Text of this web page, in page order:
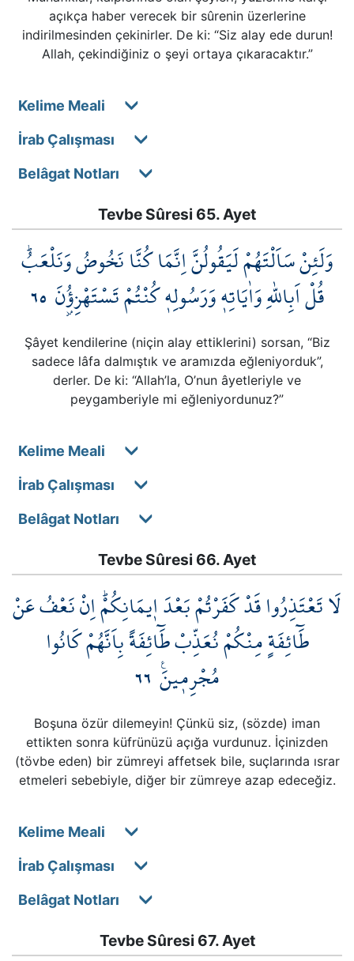
açıkça haber verecek bir sûrenin üzerlerine
indirilmesinden çekinirler. De ki: “Siz alay ede durun!
Allah, çekindiğiniz o şeyi ortaya çıkaracaktır.”
Kelime Meali
İrab Çalışması
Belâgat Notları
Tevbe Sûresi 65. Ayet
وَلَئِنْ سَاَلْتَهُمْ لَيَقُولُنَّ اِنَّمَا كُنَّا نَخُوضُ وَنَلْعَبُۜ
قُلْ اَبِاللّٰهِ وَاٰيَاتِه۪ وَرَسُولِه۪ كُنْتُمْ تَسْتَهْزِؤُ۫نَ ٦٥
Şâyet kendilerine (niçin alay ettiklerini) sorsan, “Biz
sadece lâfa dalmıştık ve aramızda eğleniyorduk”,
derler. De ki: “Allah’la, O’nun âyetleriyle ve
peygamberiyle mi eğleniyordunuz?”
Kelime Meali
İrab Çalışması
Belâgat Notları
Tevbe Sûresi 66. Ayet
لَا تَعْتَذِرُوا قَدْ كَفَرْتُمْ بَعْدَ ا۪يمَانِكُمْۜ اِنْ نَعْفُ عَنْ
طَٓائِفَةٍ مِنْكُمْ نُعَذِّبْ طَٓائِفَةً بِاَنَّهُمْ كَانُوا
مُجْرِم۪ينَ۟ ٦٦
Boşuna özür dilemeyin! Çünkü siz, (sözde) iman
ettikten sonra küfrünüzü açığa vurdunuz. İçinizden
(tövbe eden) bir zümreyi affetsek bile, suçlarında ısrar
etmeleri sebebiyle, diğer bir zümreye azap edeceğiz.
Kelime Meali
İrab Çalışması
Belâgat Notları
Tevbe Sûresi 67. Ayet